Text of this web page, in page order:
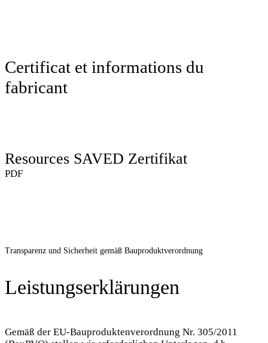
Certificat et informations du
fabricant
Resources SAVED Zertifikat
PDF
Transparenz und Sicherheit gemäß Bauproduktverordnung
Leistungserklärungen
Gemäß der EU-Bauproduktenverordnung Nr. 305/2011